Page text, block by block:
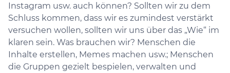
Instagram usw. auch können? Sollten wir zu dem
Schluss kommen, dass wir es zumindest verstärkt
versuchen wollen, sollten wir uns über das „Wie“ im
klaren sein. Was brauchen wir? Menschen die
Inhalte erstellen, Memes machen usw.; Menschen
die Gruppen gezielt bespielen, verwalten und